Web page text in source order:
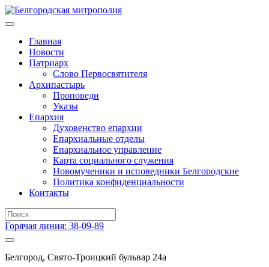
Главная
Новости
Патриарх
Слово Первосвятителя
Архипастырь
Проповеди
Указы
Епархия
Духовенство епархии
Епархиальные отделы
Епархиальное управление
Карта социального служения
Новомученики и исповедники Белгородские
Политика конфиденциальности
Контакты
Горячая линия: 38-09-89
Белгород, Свято-Троицкий бульвар 24а